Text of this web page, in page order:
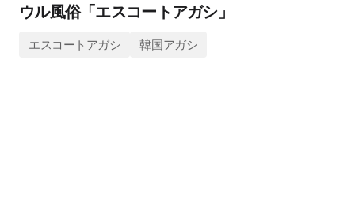
ウル風俗「エスコートアガシ」
エスコートアガシ 韓国アガシ